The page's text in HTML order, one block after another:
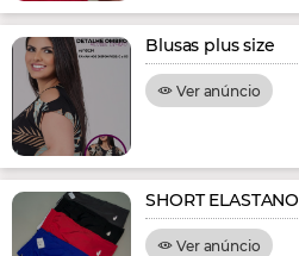
Blusas plus size
Ver anúncio
SHORT ELASTANO
Ver anúncio